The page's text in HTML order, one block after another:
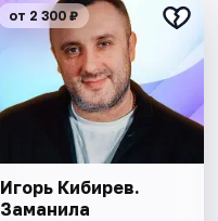
от 2 300 ₽
Игорь Кибирев.
Заманила